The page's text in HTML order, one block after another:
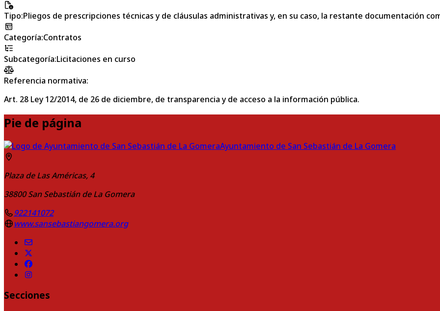
Tipo:Pliegos de prescripciones técnicas y de cláusulas administrativas y, en su caso, la restante documentación
Categoría:Contratos
Subcategoría:Licitaciones en curso
Referencia normativa:
Art. 28 Ley 12/2014, de 26 de diciembre, de transparencia y de acceso a la información pública.
Pie de página
Ayuntamiento de San Sebastián de La Gomera
Plaza de Las Américas, 4
38800 San Sebastián de La Gomera
922141072
www.sansebastiangomera.org
Secciones